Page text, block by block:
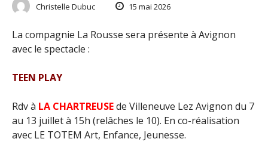
Christelle Dubuc
15 mai 2026
La compagnie La Rousse sera présente à Avignon
avec le spectacle :
TEEN PLAY
Rdv à LA CHARTREUSEde Villeneuve Lez Avignon du 7
au 13 juillet à 15h (relâches le 10). En co-réalisation
avec LE TOTEM Art, Enfance, Jeunesse.